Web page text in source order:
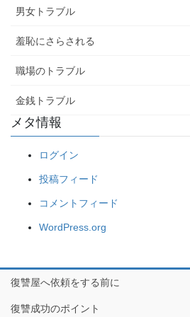
男女トラブル
羞恥にさらされる
職場のトラブル
金銭トラブル
メタ情報
ログイン
投稿フィード
コメントフィード
WordPress.org
復讐屋へ依頼をする前に
復讐成功のポイント